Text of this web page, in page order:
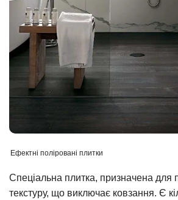
Ефектні поліровані плитки
Спеціальна плитка, призначена для
текстуру, що виключає ковзання. Є